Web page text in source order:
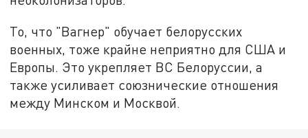
То, что "Вагнер" обучает белорусских
военных, тоже крайне неприятно для США и
Европы. Это укрепляет ВС Белоруссии, а
также усиливает союзнические отношения
между Минском и Москвой.